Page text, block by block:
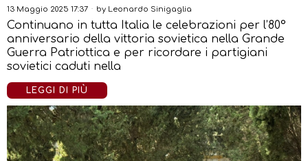
13 Maggio 2025 17:37 by Leonardo Sinigaglia
Continuano in tutta Italia le celebrazioni per l’80°
anniversario della vittoria sovietica nella Grande
Guerra Patriottica e per ricordare i partigiani
sovietici caduti nella
LEGGI DI PIÙ